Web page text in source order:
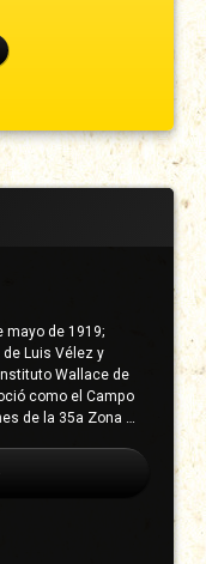
mayo de 1919;
Luis Vélez y
Wallace de
como el Campo
de la 35a Zona …
Melesio